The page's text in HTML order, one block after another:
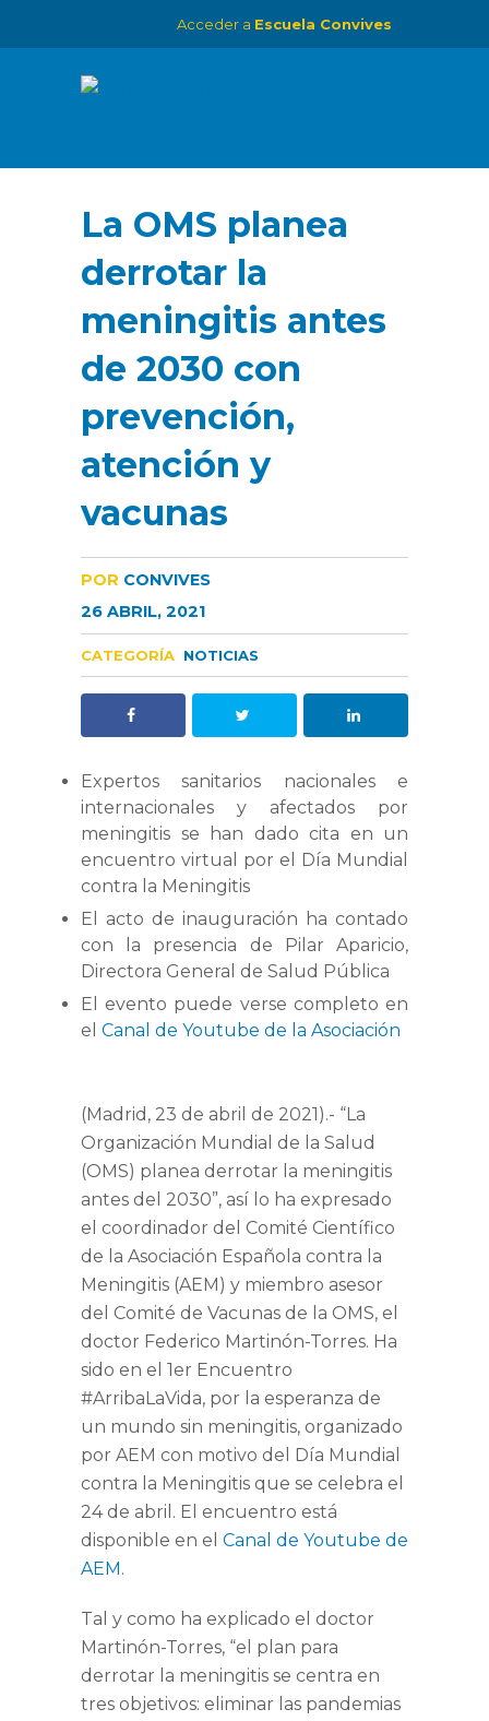
Acceder a Escuela Convives
La OMS planea
derrotar la
meningitis antes
de 2030 con
prevención,
atención y
vacunas
POR CONVIVES
26 ABRIL, 2021
CATEGORÍA NOTICIAS
Expertos sanitarios nacionales e
internacionales y afectados por
meningitis se han dado cita en un
encuentro virtual por el Día Mundial
contra la Meningitis
El acto de inauguración ha contado
con la presencia de Pilar Aparicio,
Directora General de Salud Pública
El evento puede verse completo en
el Canal de Youtube de la Asociación
(Madrid, 23 de abril de 2021).- “La
Organización Mundial de la Salud
(OMS) planea derrotar la meningitis
antes del 2030”, así lo ha expresado
el coordinador del Comité Científico
de la Asociación Española contra la
Meningitis (AEM) y miembro asesor
del Comité de Vacunas de la OMS, el
doctor Federico Martinón-Torres. Ha
sido en el 1er Encuentro
#ArribaLaVida, por la esperanza de
un mundo sin meningitis, organizado
por AEM con motivo del Día Mundial
contra la Meningitis que se celebra el
24 de abril. El encuentro está
disponible en el Canal de Youtube de
AEM .
Tal y como ha explicado el doctor
Martinón-Torres, “el plan para
derrotar la meningitis se centra en
tres objetivos: eliminar las pandemias